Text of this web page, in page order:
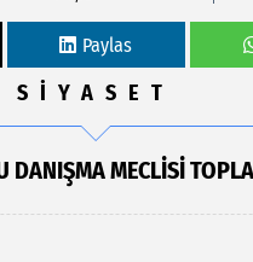
Paylas
SİYASET
DANIŞMA MECLISI